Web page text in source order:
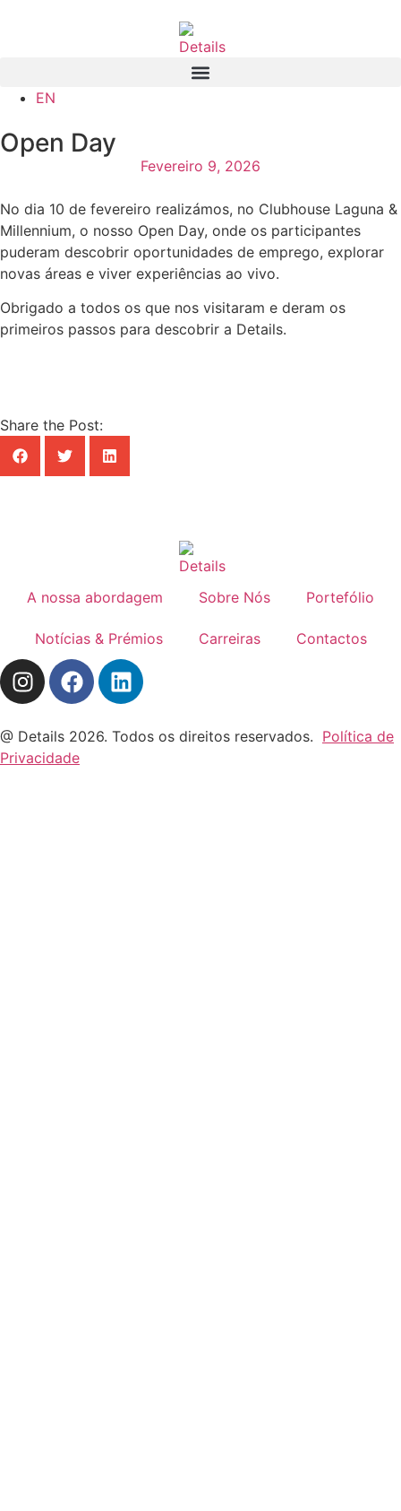
EN
Open Day
Fevereiro 9, 2026
No dia 10 de fevereiro realizámos, no Clubhouse Laguna &
Millennium, o nosso Open Day, onde os participantes
puderam descobrir oportunidades de emprego, explorar
novas áreas e viver experiências ao vivo.
Obrigado a todos os que nos visitaram e deram os
primeiros passos para descobrir a Details.
Share the Post:
A nossa abordagem Sobre Nós Portefólio
Notícias & Prémios Carreiras Contactos
@ Details 2026. Todos os direitos reservados. Política de
Privacidade